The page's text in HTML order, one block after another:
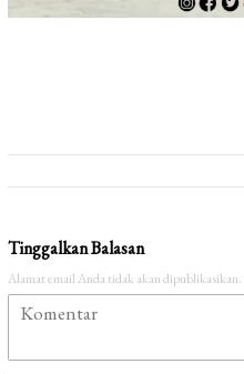
Tinggalkan Balasan
Alamat email Anda tidak akan dipublikasikan.